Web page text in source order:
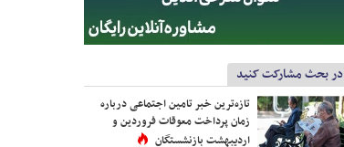
در بحث مشارکت کنید
تازه‌ترین خبر تامین اجتماعی درباره
زمان پرداخت معوقات فروردین و
اردیبهشت بازنشستگان